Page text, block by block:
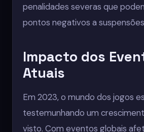
penalidades severas que
pontos negativos a
Impacto dos
Atuais
Em 2023, o mundo dos jogos
testemunhando um
visto. Com eventos globais